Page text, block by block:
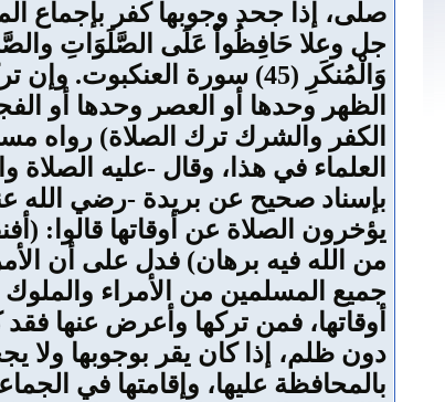
وَالْمُنكَرِ (45) سورة
الظهر وحدها أو العصر وحدها أو
الكفر والشرك ترك الصلاة) رواه
العلماء في هذا، وقال -عليه الصلاة
بإسناد صحيح عن بريدة -رضي الله
يؤخرون الصلاة عن أوقاتها قالوا:
من الله فيه برهان) فدل على أن
جميع المسلمين من الأمراء والملوك
أوقاتها، فمن تركها وأعرض عنها
دون ظلم، إذا كان يقر بوجوبها
بالمحافظة عليها، وإقامتها في